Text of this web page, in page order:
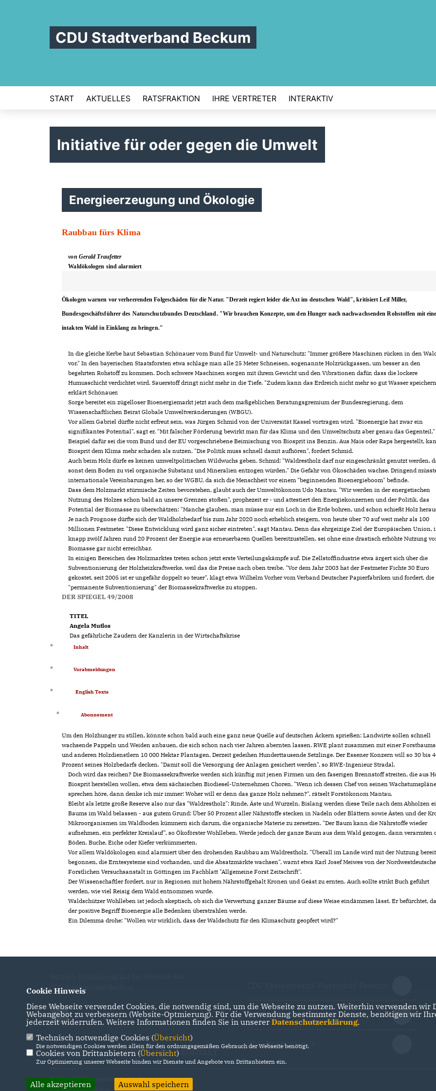
CDU Stadtverband Beckum
START AKTUELLES RATSFRAKTION IHRE VERTRETER INTERAKTIV
Initiative für oder gegen die Umwelt
Energieerzeugung und Ökologie
Raubbau fürs Klima
von Gerald Traufetter
Waldökologen sind alarmiert
Ökologen warnen vor verheerenden Folgeschäden für die Natur. "Derzeit regiert leider die Axt im deutschen Wald", kritisiert Leif Miller,
Bundesgeschäftsführer des Naturschutzbundes Deutschland. "Wir brauchen Konzepte, um den Hunger nach nachwachsenden Rohstoffen mit
intakten Wald in Einklang zu bringen."
In die gleiche Kerbe haut Sebastian Schönauer vom Bund für Umwelt- und Naturschutz: "Immer größere Maschinen rücken in den
vor." In den bayerischen Staatsforsten etwa schlage man alle 25 Meter Schneisen, sogenannte Holzrückgassen, um besser an den
begehrten Rohstoff zu kommen. Doch schwere Maschinen sorgen mit ihrem Gewicht und den Vibrationen dafür, dass die lockere
Humusschicht verdichtet wird. Sauerstoff dringt nicht mehr in die Tiefe. "Zudem kann das Erdreich nicht mehr so gut Wasser
erklärt Schönauer.
Sorge bereitet ein zügelloser Bioenergiemarkt jetzt auch dem maßgeblichen Beratungsgremium der Bundesregierung, dem
Wissenschaftlichen Beirat Globale Umweltveränderungen (WBGU).
Vor allem Gabriel dürfte nicht erfreut sein, was Jürgen Schmid von der Universität Kassel vortragen wird. "Bioenergie hat zwar ein
signifikantes Potential", sagt er. "Mit falscher Förderung bewirkt man für das Klima und den Umweltschutz aber genau das Gegenteil."
Beispiel dafür sei die vom Bund und der EU vorgeschriebene Beimischung von Biosprit ins Benzin. Aus Mais oder Raps hergestellt,
Biosprit dem Klima mehr schaden als nutzen. "Die Politik muss schnell damit aufhören", fordert Schmid.
Auch beim Holz dürfe es keinen umweltpolitischen Wildwuchs geben. Schmid: "Waldrestholz darf nur eingeschränkt genutzt werden,
sonst dem Boden zu viel organische Substanz und Mineralien entzogen würden." Die Gefahr von Ökoschäden wachse. Dringend
internationale Vereinbarungen her, so der WGBU, da sich die Menschheit vor einem "beginnenden Bioenergieboom" befinde.
Dass dem Holzmarkt stürmische Zeiten bevorstehen, glaubt auch der Umweltökonom Udo Mantau. "Wir werden in der energetischen
Nutzung des Holzes schon bald an unsere Grenzen stoßen", prophezeit er - und attestiert den Energiekonzernen und der Politik, das
Potential der Biomasse zu überschätzen: "Manche glauben, man müsse nur ein Loch in die Erde bohren, und schon schießt Holz
Je nach Prognose dürfte sich der Waldholzbedarf bis zum Jahr 2020 noch erheblich steigern, von heute über 70 auf weit mehr als 100
Millionen Festmeter. "Diese Entwicklung wird ganz sicher eintreten", sagt Mantau. Denn das ehrgeizige Ziel der Europäischen Union,
knapp zwölf Jahren rund 20 Prozent der Energie aus erneuerbaren Quellen bereitzustellen, sei ohne eine drastisch erhöhte Nutzung
Biomasse gar nicht erreichbar.
In einigen Bereichen des Holzmarktes treten schon jetzt erste Verteilungskämpfe auf. Die Zellstoffindustrie etwa ärgert sich über die
Subventionierung der Holzheizkraftwerke, weil das die Preise nach oben treibe. "Vor dem Jahr 2003 hat der Festmeter Fichte 30 Euro
gekostet, seit 2005 ist er ungefähr doppelt so teuer", klagt etwa Wilhelm Vorher vom Verband Deutscher Papierfabriken und fordert, die
"permanente Subventionierung" der Biomassekraftwerke zu stoppen.
DER SPIEGEL 49/2008
TITEL
Angela Mutlos
Das gefährliche Zaudern der Kanzlerin in der Wirtschaftskrise
* Inhalt
* Vorabmeldungen
* English Texts
* Abonnement
Um den Holzhunger zu stillen, könnte schon bald auch eine ganz neue Quelle auf deutschen Äckern sprießen: Landwirte sollen schnell
wachsende Pappeln und Weiden anbauen, die sich schon nach vier Jahren abernten lassen. RWE plant zusammen mit einer
und anderen Holzdienstlern 10 000 Hektar Plantagen. Derzeit gedeihen Hunderttausende Setzlinge. Der Essener Konzern will so 30 bis
Prozent seines Holzbedarfs decken. "Damit soll die Versorgung der Anlagen gesichert werden", so RWE-Ingenieur Stradal.
Doch wird das reichen? Die Biomassekraftwerke werden sich künftig mit jenen Firmen um den faserigen Brennstoff streiten, die aus
Biosprit herstellen wollen, etwa dem sächsischen Biodiesel-Unternehmen Choren. "Wenn ich dessen Chef von seinen
sprechen höre, dann denke ich mir immer: Woher will er denn das ganze Holz nehmen?", rätselt Forstökonom Mantau.
Bleibt als letzte große Reserve also nur das "Waldrestholz": Rinde, Äste und Wurzeln. Bislang werden diese Teile nach dem Abholzen
Baums im Wald belassen - aus gutem Grund: Über 50 Prozent aller Nährstoffe stecken in Nadeln oder Blättern sowie Ästen und der
Mikroorganismen im Waldboden kümmern sich darum, die organische Materie zu zersetzen. "Der Baum kann die Nährstoffe wieder
aufnehmen, ein perfekter Kreislauf", so Ökoförster Wohlleben. Werde jedoch der ganze Baum aus dem Wald gezogen, dann verarmten
Böden. Buche, Eiche oder Kiefer verkümmerten.
Vor allem Waldökologen sind alarmiert über den drohenden Raubbau am Waldrestholz. "Überall im Lande wird mit der Nutzung
begonnen, die Erntesysteme sind vorhanden, und die Absatzmärkte wachsen", warnt etwa Karl Josef Meiwes von der
Forstlichen Versuchsanstalt in Göttingen im Fachblatt "Allgemeine Forst Zeitschrift".
Der Wissenschaftler fordert, nur in Regionen mit hohem Nährstoffgehalt Kronen und Geäst zu ernten. Auch sollte strikt Buch geführt
werden, wie viel Reisig dem Wald entnommen wurde.
Waldschützer Wohlleben ist jedoch skeptisch, ob sich die Verwertung ganzer Bäume auf diese Weise eindämmen lässt. Er befürchtet,
der positive Begriff Bioenergie alle Bedenken überstrahlen werde.
Ein Dilemma drohe: "Wollen wir wirklich, dass der Waldschutz für den Klimaschutz geopfert wird?"
CDU Stadtverband Beckum
IMPRESSUM DATENSCHUTZ KONTAKT
CDU Nordrhein-Westfalen
CDU Deutschlands
@2026 CDU Stadtverband Beckum
Cookie Hinweis
Diese Webseite verwendet Cookies, die notwendig sind, um die Webseite zu nutzen. Weiterhin verwenden
Webangebot zu verbessern (Website-Optmierung). Für die Verwendung bestimmter Dienste, benötigen wir
jederzeit widerrufen. Weitere Informationen finden Sie in unserer Datenschutzerklärung.
Technisch notwendige Cookies (Übersicht)
Die notwendigen Cookies werden allein für den ordnungsgemäßen Gebrauch der Webseite benötigt.
Cookies von Drittanbietern (Übersicht)
Zur Optimierung unserer Webseite binden wir Dienste und Angebote von Drittanbietern ein.
Alle akzeptieren Auswahl speichern